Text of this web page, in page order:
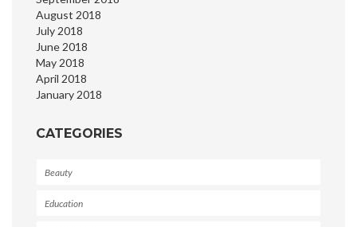
August 2018
July 2018
June 2018
May 2018
April 2018
January 2018
CATEGORIES
Beauty
Education